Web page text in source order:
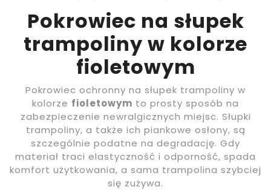
Pokrowiec na słupek
trampoliny w kolorze
fioletowym
Pokrowiec ochronny na słupek trampoliny w
kolorze fioletowym to prosty sposób na
zabezpieczenie newralgicznych miejsc. Słupki
trampoliny, a także ich piankowe osłony, są
szczególnie podatne na degradację. Gdy
materiał traci elastyczność i odporność, spada
komfort użytkowania, a sama trampolina szybciej
się zużywa.